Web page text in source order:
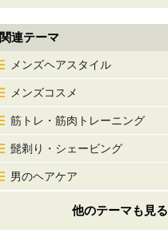
関連テーマ
メンズヘアスタイル
メンズコスメ
筋トレ・筋肉トレーニング
髭剃り・シェービング
男のヘアケア
他のテーマも見る